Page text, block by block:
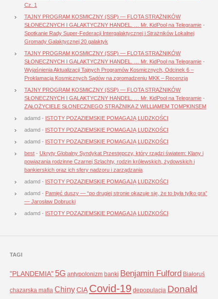
Cz. 1
TAJNY PROGRAM KOSMICZNY (SSP) — FLOTA STRAŻNIKÓW
SŁONECZNYCH I GALAKTYCZNY HANDEL. … Mr. KidPool na Telegramie -
Spotkanie Rady Super-Federacji Intergalaktycznej i Strażników Lokalnej
Gromady Galaktycznej 20 galaktyk
TAJNY PROGRAM KOSMICZNY (SSP) — FLOTA STRAŻNIKÓW
SŁONECZNYCH I GALAKTYCZNY HANDEL. … Mr. KidPool na Telegramie -
Wyjaśnienia Aktualizacji Tajnych Programów Kosmicznych, Odcinek 6 –
Proklamacja Kosmicznych Sądów na zgromadzeniu MKK – Recenzja
TAJNY PROGRAM KOSMICZNY (SSP) — FLOTA STRAŻNIKÓW
SŁONECZNYCH I GALAKTYCZNY HANDEL. … Mr. KidPool na Telegramie -
ZAŁOŻYCIELE SŁONECZNEGO STRAŻNIKA Z WILLIAMEM TOMPKINSEM
adamd - ISTOTY POZAZIEMSKIE POMAGAJĄ LUDZKOŚCI
adamd - ISTOTY POZAZIEMSKIE POMAGAJĄ LUDZKOŚCI
adamd - ISTOTY POZAZIEMSKIE POMAGAJĄ LUDZKOŚCI
best - Ukryty Globalny Syndykat Przestępczy, który rządzi światem: Klany i
powiązania rodzinne Czarnej Szlachty, rodzin królewskich, żydowskich i
bankierskich oraz ich sfery nadzoru i zarządzania
adamd - ISTOTY POZAZIEMSKIE POMAGAJĄ LUDZKOŚCI
adamd - Pamięć duszy — “po drugiej stronie okazuje się, że to była tylko gra”
— Jarosław Dobrucki
adamd - ISTOTY POZAZIEMSKIE POMAGAJĄ LUDZKOŚCI
TAGI
"PLANDEMIA" 5G antypolonizm banki Benjamin Fulford Białoruś
chazarska mafia ChinyCIA Covid-19 depopulacja Donald